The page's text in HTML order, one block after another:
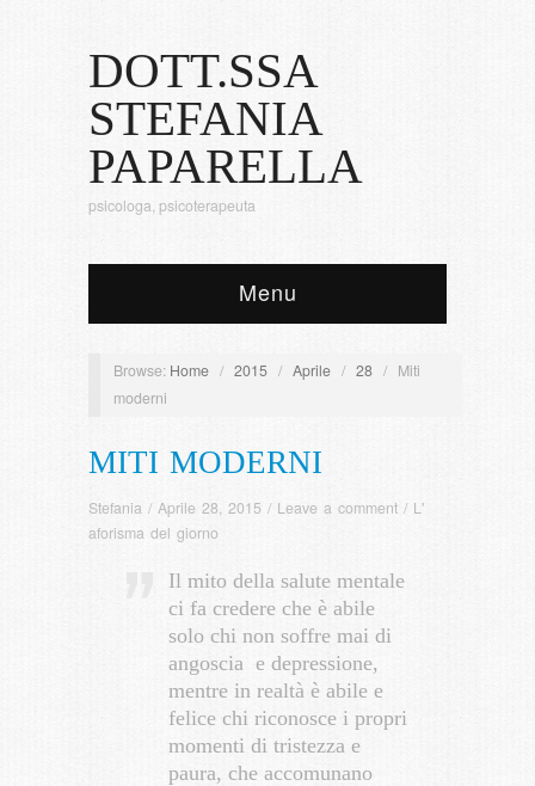
DOTT.SSA
STEFANIA
PAPARELLA
psicologa, psicoterapeuta
Menu
Browse: Home / 2015 / Aprile / 28 / Miti
moderni
MITI MODERNI
Stefania / Aprile 28, 2015 / Leave a comment / L'
aforisma del giorno
Il mito della salute mentale
ci fa credere che è abile
solo chi non soffre mai di
angoscia e depressione,
mentre in realtà è abile e
felice chi riconosce i propri
momenti di tristezza e
paura, che accomunano